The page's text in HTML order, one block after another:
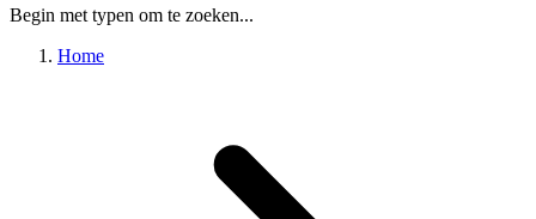
Begin met typen om te zoeken...
Home